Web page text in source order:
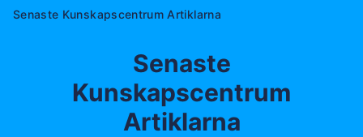
Senaste Kunskapscentrum Artiklarna
Senaste
Kunskapscentrum
Artiklarna